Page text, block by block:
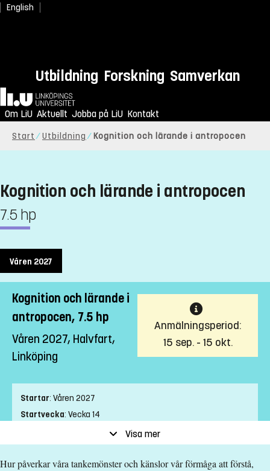
English
Utbildning Forskning Samverkan
Hem
Om LiU Aktuellt Jobba på LiU Kontakt
Start Utbildning Kognition och lärande i antropocen
Kognition och lärande i antropocen
7.5 hp
Våren 2027
Kognition och lärande i
antropocen, 7.5 hp
Våren 2027, Halvfart,
Linköping
Anmälningsperiod:
15 sep. - 15 okt.
Startar: Våren 2027
Startvecka: Vecka 14
Ort:Linköping
Studietakt:Halvfart
Visa mer
Hur påverkar våra tankemönster och känslor vår förmåga att förstå,